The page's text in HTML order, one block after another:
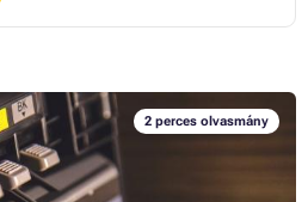
2 perces olvasmány